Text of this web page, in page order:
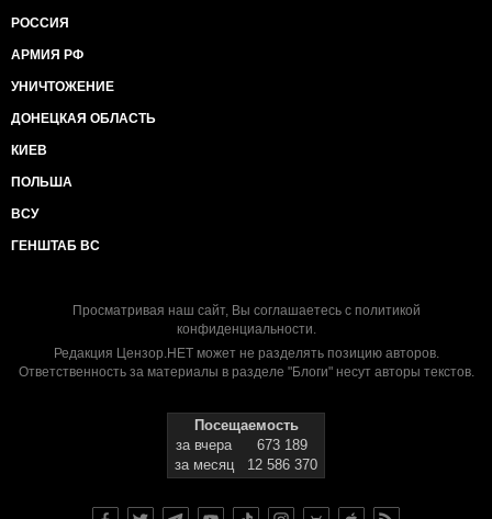
РОССИЯ
АРМИЯ РФ
УНИЧТОЖЕНИЕ
ДОНЕЦКАЯ ОБЛАСТЬ
КИЕВ
ПОЛЬША
ВСУ
ГЕНШТАБ ВС
Просматривая наш сайт, Вы соглашаетесь с политикой
конфиденциальности.
Редакция Цензор.НЕТ может не разделять позицию авторов.
Ответственность за материалы в разделе "Блоги" несут авторы текстов.
Посещаемость
за вчера
673 189
за месяц
12 586 370